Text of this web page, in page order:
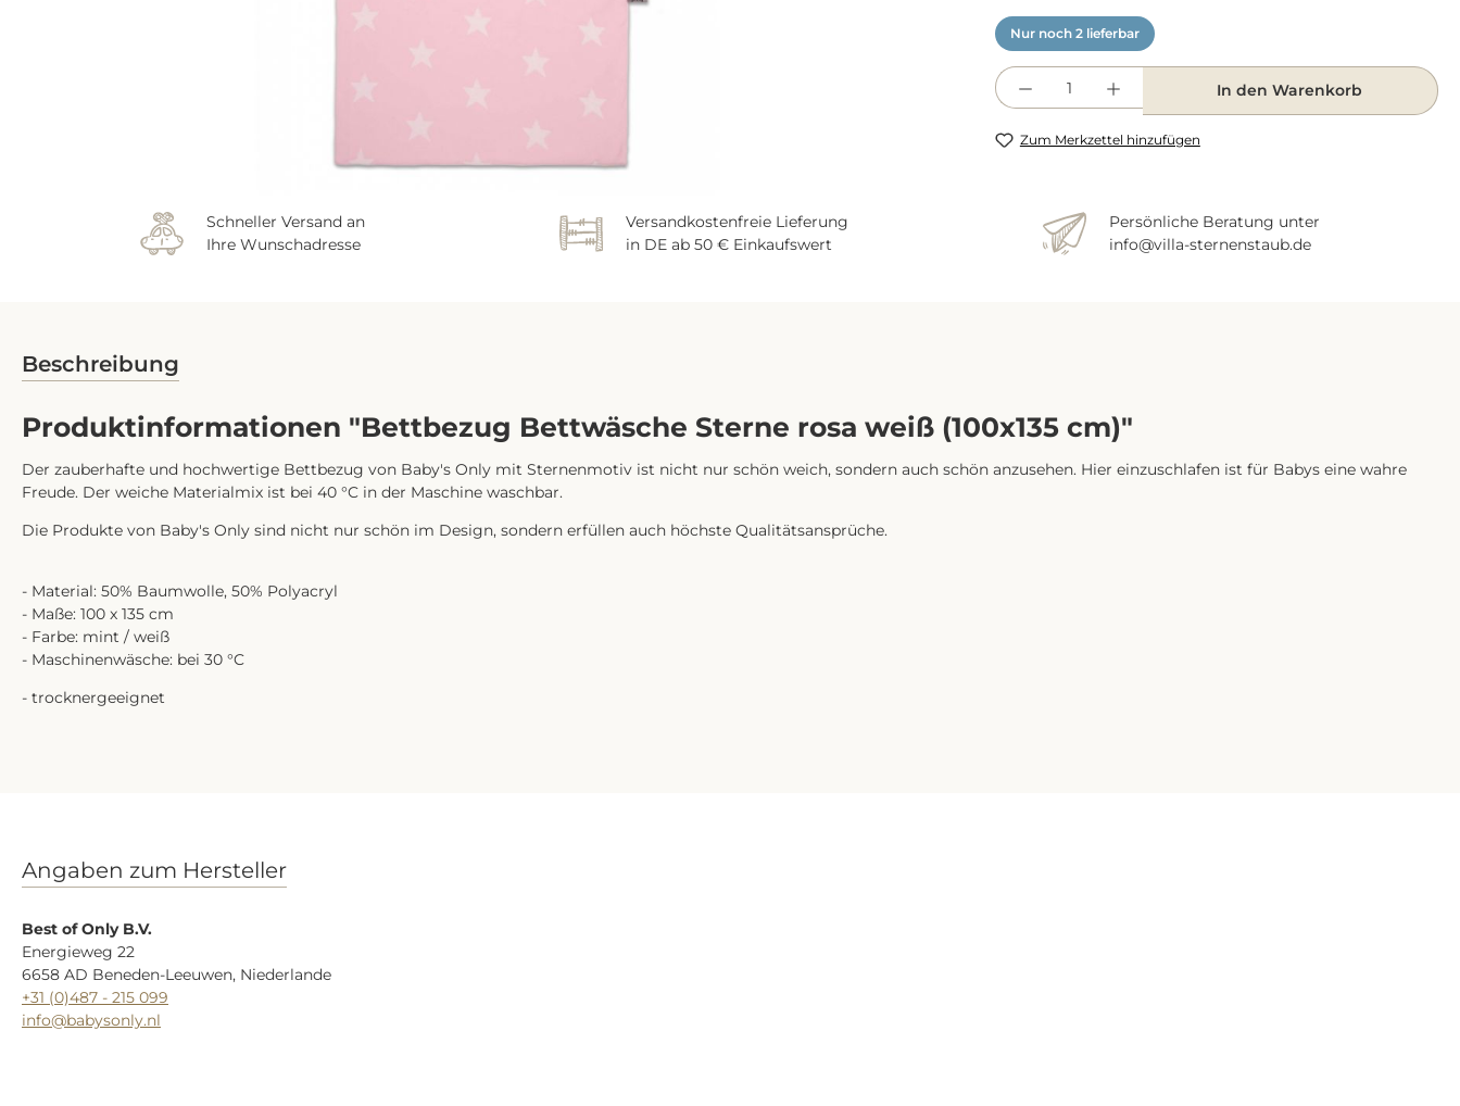
Nur noch 2 lieferbar
Produkt Anzahl: Gib den gewünschten
In den Warenkorb
Zum Merkzettel hinzufügen
Schneller Versand an
Ihre Wunschadresse
Versandkostenfreie Lieferung
in DE ab 50 € Einkaufswert
Persönliche Beratung unter
info@villa-sternenstaub.de
Beschreibung
Produktinformationen "Bettbezug Bettwäsche Sterne rosa weiß (100x135 cm)"
Der zauberhafte und hochwertige Bettbezug von Baby's Only mit Sternenmotiv ist nicht nur schön weich, sondern auch schön anzusehen. Hier einzuschlafen ist für Babys eine wahre
Freude. Der weiche Materialmix ist bei 40 °C in der Maschine waschbar.
Die Produkte von Baby's Only sind nicht nur schön im Design, sondern erfüllen auch höchste Qualitätsansprüche.
- Material: 50% Baumwolle, 50% Polyacryl
- Maße: 100 x 135 cm
- Farbe: mint / weiß
- Maschinenwäsche: bei 30 °C
- trocknergeeignet
Angaben zum Hersteller
Best of Only B.V.
Energieweg 22
6658 AD Beneden-Leeuwen, Niederlande
+31 (0)487 - 215 099
info@babysonly.nl